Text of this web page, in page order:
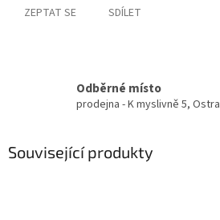
ZEPTAT SE SDÍLET
Odběrné místo
prodejna - K myslivně 5,
Související produkty